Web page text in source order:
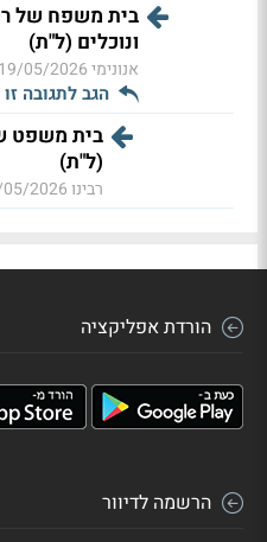
בית משפח של
ונוכלים (ל"ת)
אנונימי19/05/2026 18:29
הגב לתגובה זו
בית משפט
(ל"ת)
רבינו2026 00:00
הורדת אפליקציה
הרשמה לדיוור